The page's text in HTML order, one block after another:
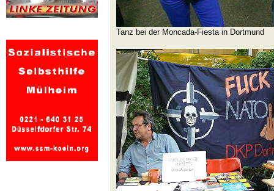
Tanz bei der Moncada-Fiesta in Dortmund